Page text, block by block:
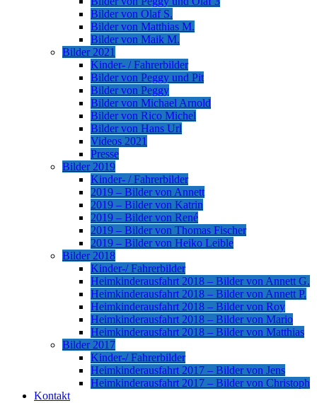
Bilder von Olaf S.
Bilder von Matthias M.
Bilder von Maik M.
Bilder 2021
Kinder- / Fahrerbilder
Bilder von Peggy und Pit
Bilder von Peggy
Bilder von Michael Arnold
Bilder von Rico Michel
Bilder von Hans Url
Videos 2021
Presse
Bilder 2019
Kinder- / Fahrerbilder
2019 – Bilder von Annett
2019 – Bilder von Katrin
2019 – Bilder von René
2019 – Bilder von Thomas Fischer
2019 – Bilder von Heiko Leible
Bilder 2018
Kinder-/ Fahrerbilder
Heimkinderausfahrt 2018 – Bilder von Annett G.
Heimkinderausfahrt 2018 – Bilder von Annett P.
Heimkinderausfahrt 2018 – Bilder von Roy
Heimkinderausfahrt 2018 – Bilder von Mario
Heimkinderausfahrt 2018 – Bilder von Matthias
Bilder 2017
Kinder-/ Fahrerbilder
Heimkinderausfahrt 2017 – Bilder von Jens
Heimkinderausfahrt 2017 – Bilder von Christoph
Kontakt